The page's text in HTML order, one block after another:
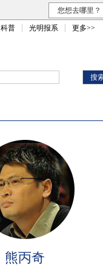
您想去哪里？
科普 光明报系 更多>>
熊丙奇